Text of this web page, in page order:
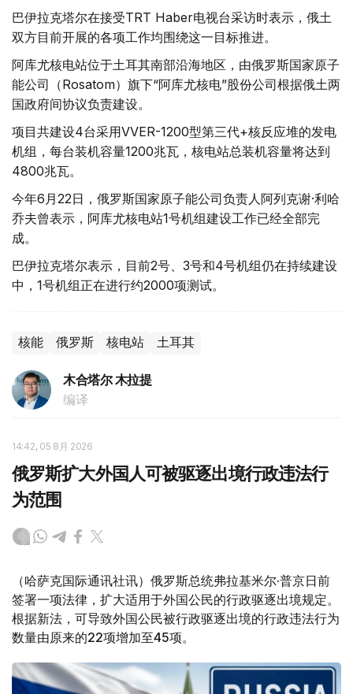
巴伊拉克塔尔在接受TRT Haber电视台采访时表示，俄土
双方目前开展的各项工作均围绕这一目标推进。
阿库尤核电站位于土耳其南部沿海地区，由俄罗斯国家原子
能公司（Rosatom）旗下“阿库尤核电”股份公司根据俄土两
国政府间协议负责建设。
项目共建设4台采用VVER-1200型第三代+核反应堆的发电
机组，每台装机容量1200兆瓦，核电站总装机容量将达到
4800兆瓦。
今年6月22日，俄罗斯国家原子能公司负责人阿列克谢·利哈
乔夫曾表示，阿库尤核电站1号机组建设工作已经全部完
成。
巴伊拉克塔尔表示，目前2号、3号和4号机组仍在持续建设
中，1号机组正在进行约2000项测试。
核能 俄罗斯 核电站 土耳其
木合塔尔 木拉提
编译
14:42, 05 8月 2026
俄罗斯扩大外国人可被驱逐出境行政违法行
为范围
（哈萨克国际通讯社讯）俄罗斯总统弗拉基米尔·普京日前
签署一项法律，扩大适用于外国公民的行政驱逐出境规定。
根据新法，可导致外国公民被行政驱逐出境的行政违法行为
数量由原来的22项增加至45项。